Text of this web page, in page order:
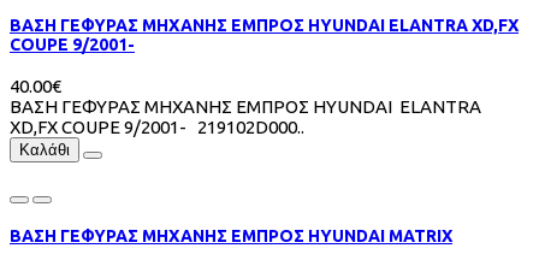
ΒΑΣΗ ΓΕΦΥΡΑΣ ΜΗΧΑΝΗΣ ΕΜΠΡΟΣ HYUNDAI ELANTRA XD,FX
COUPE 9/2001-
40.00€
ΒΑΣΗ ΓΕΦΥΡΑΣ ΜΗΧΑΝΗΣ ΕΜΠΡΟΣ HYUNDAI ELANTRA
XD,FX COUPE 9/2001- 219102D000..
Καλάθι
ΒΑΣΗ ΓΕΦΥΡΑΣ ΜΗΧΑΝΗΣ ΕΜΠΡΟΣ HYUNDAI MATRIX